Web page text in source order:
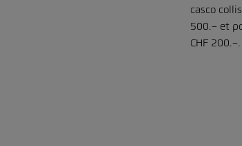
casco
500.– et
CHF 200.–.